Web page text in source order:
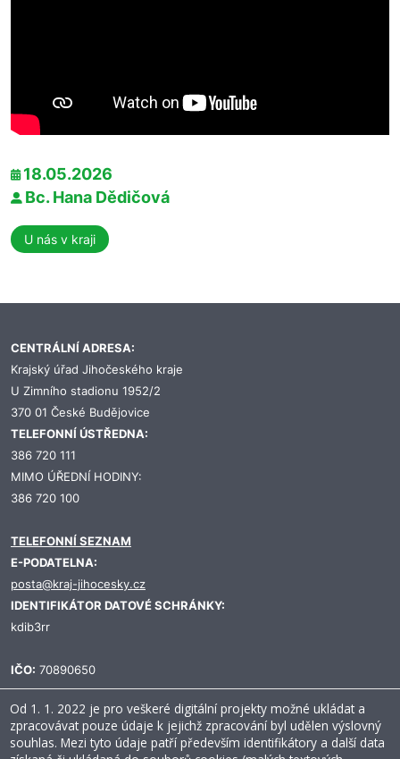
18.05.2026
Bc. Hana Dědičová
U nás v kraji
CENTRÁLNÍ ADRESA:
Krajský úřad Jihočeského kraje
U Zimního stadionu 1952/2
370 01 České Budějovice
TELEFONNÍ ÚSTŘEDNA:
386 720 111
MIMO ÚŘEDNÍ HODINY:
386 720 100
TELEFONNÍ SEZNAM
E-PODATELNA:
posta@kraj-jihocesky.cz
IDENTIFIKÁTOR DATOVÉ SCHRÁNKY:
kdib3rr
IČO: 70890650
Prohlášení o přístupnosti Ochrana osobních údajůMapa stránek
Od 1. 1. 2022 je pro veškeré digitální projekty možné ukládat a
zpracovávat pouze údaje k jejichž zpracování byl udělen výslovný
souhlas. Mezi tyto údaje patří především identifikátory a další data